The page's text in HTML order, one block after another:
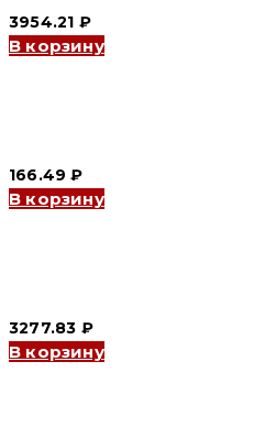
3954.21 ₽
В корзину
166.49₽
В корзину
3277.83 ₽
В корзину